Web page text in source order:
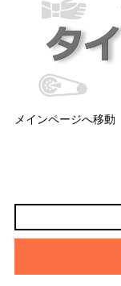
メインページへ移動